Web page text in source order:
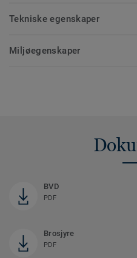
Tekniske egenskaper
Miljøegenskaper
BVD
PDF
Brosjyre
PDF